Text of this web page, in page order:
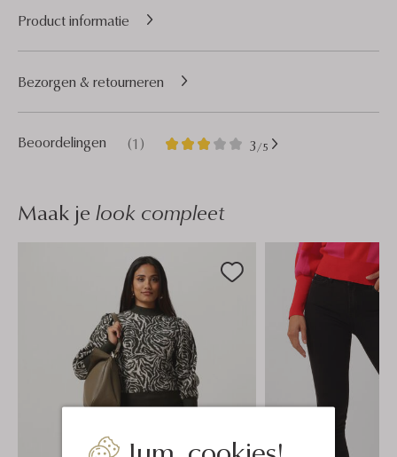
Product informatie
Beoordelingen (1) 3/5
1
3
Bezorgen & retourneren
Maak je look compleet